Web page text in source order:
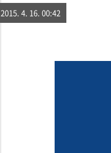
2015. 4. 16. 00:42